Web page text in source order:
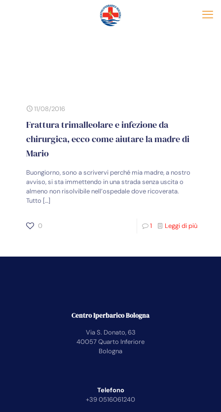
11/08/2016
Frattura trimalleolare e infezione da
chirurgica, ecco come aiutare la madre di
Mario
Buongiorno, sono a scrivervi perché mia madre, a nostro
avviso, si sta immettendo in una strada senza uscita o
almeno non risolvibile nell’ospedale dove ricoverata.
Tutto […]
0 1 Leggi di più
Centro Iperbarico Bologna
Via S. Donato, 63
40057 Quarto Inferiore
Bologna
Telefono
+39 0516061240